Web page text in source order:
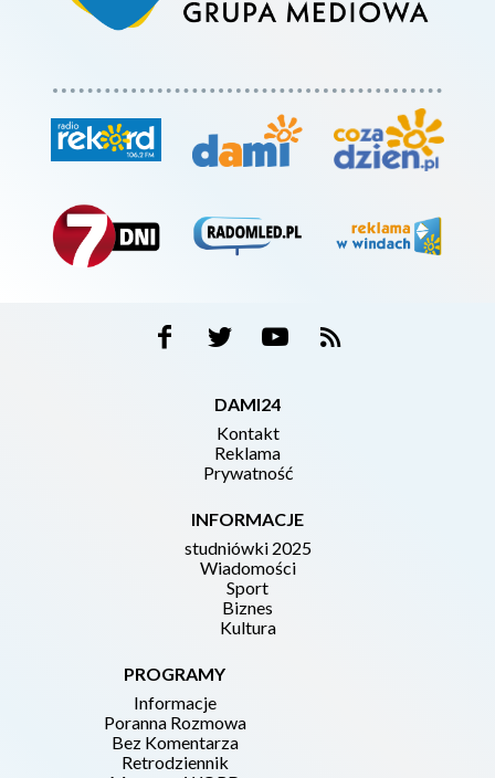
DAMI24
Kontakt
Reklama
Prywatność
INFORMACJE
studniówki 2025
Wiadomości
Sport
Biznes
Kultura
PROGRAMY
Informacje
Poranna Rozmowa
Bez Komentarza
Retrodziennik